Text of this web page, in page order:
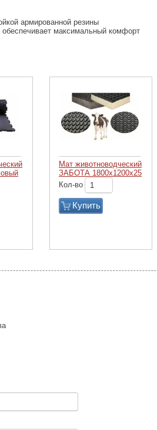
армированной резины
максимальный комфорт
Мат животноводческий
ЗАБОТА 1800х1200х25
Кол-во
Купить